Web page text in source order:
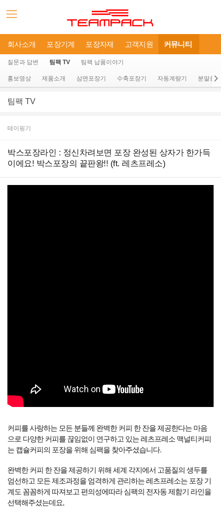
회사소개 포장기계 포장자재 고객지원 커뮤니티
질문과 답변 팀팩 TV 팀팩 납품이야기
홍보영상 제품소개 삼면포장기 수축포장기 자동계량기 분말충
팀팩 TV
테이핑기
박스포장라인 : 정신차려보면 포장 완성된 상자가 한가득
이에요! 박스포장의 끝판왕!! (ft. 레츠프레소)
커피를 사랑하는 모든 분들께 완벽한 커피 한 잔을 제공한다는 마음
으로 다양한 커피를 끊임없이 연구하고 있는 레츠프레소 맥널티커피
는 캡슐커피의 포장을 위해 심팩을 찾아주셨습니다.
완벽한 커피 한 잔을 제공하기 위해 세계 각지에서 고품질의 생두를
엄선하고 모든 제조과정을 엄격하게 관리하는 레츠프레소는 포장 기
계도 꼼꼼하게 따져보고 편의성에따라 심팩의 전자동 제함기 라인을
선택해주셨는데요,